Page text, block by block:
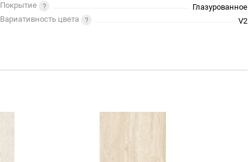
Покрытие
Глазурованное
Вариативность цвета
V2